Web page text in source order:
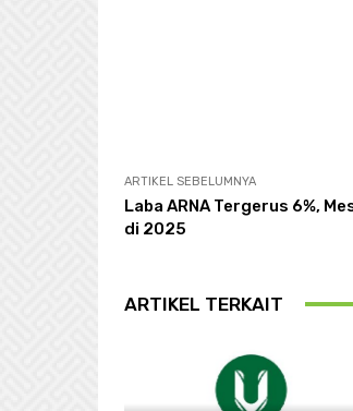
ARTIKEL SEBELUMNYA
Laba ARNA Tergerus 6%,
di 2025
ARTIKEL TERKAIT